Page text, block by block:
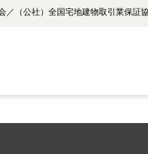
／（公社）全国宅地建物取引業保証